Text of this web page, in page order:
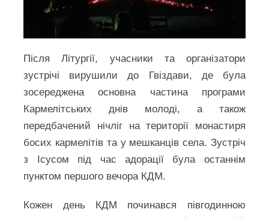
Після Літургії, учасники та організатори
зустрічі вирушили до Гвіздави, де була
зосереджена основна частина програми
Кармелітських днів молоді, а також
передбачений нічліг на території монастиря
босих кармелітів та у мешканців села. Зустріч
з Ісусом під час адорації була останнім
пунктом першого вечора КДМ.
Кожен день КДМ починався півгодинною